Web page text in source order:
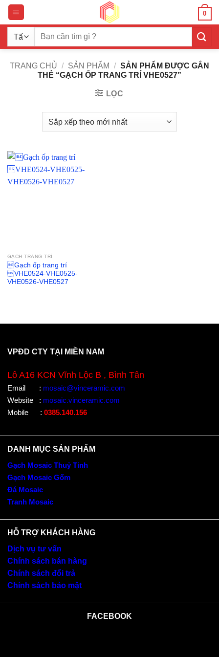
Bỏ
qua
nội
dung
0
Tìm
TRANG CHỦ / SẢN PHẨM / SẢN PHẨM ĐƯỢC GẮN
THẺ “GẠCH ỐP TRANG TRÍ VHE0527”
LỌC
GẠCH TRANG TRÍ
Gạch ốp trang trí
VHE0524-VHE0525-
VHE0526-VHE0527
VPĐD CTY TẠI MIỀN NAM
Lô A16 KCN Vĩnh Lộc B , Bình Tân
Email : mosaic@vinceramic.com
Website
: mosaic.vinceramic.com
Mobile
: 0385.140.156
DANH MỤC SẢN PHẨM
Gạch Mosaic Thuỷ Tinh
Gạch Mosaic Gốm
Đá Mosaic
Tranh Mosaic
HỖ TRỢ KHÁCH HÀNG
Dịch vụ tư vấn
Chính sách bán hàng
Chính sách đổi trả
Chính sách bảo mật
FACEBOOK